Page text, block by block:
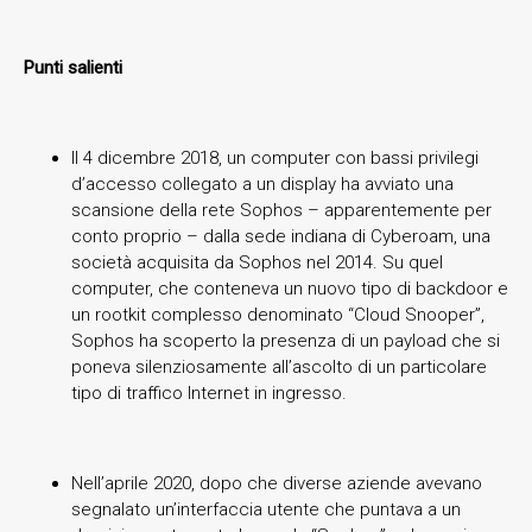
Punti salienti
Il 4 dicembre 2018, un computer con bassi privilegi
d’accesso collegato a un display ha avviato una
scansione della rete Sophos – apparentemente per
conto proprio – dalla sede indiana di Cyberoam, una
società acquisita da Sophos nel 2014. Su quel
computer, che conteneva un nuovo tipo di backdoor e
un rootkit complesso denominato “Cloud Snooper”,
Sophos ha scoperto la presenza di un payload che si
poneva silenziosamente all’ascolto di un particolare
tipo di traffico Internet in ingresso.
Nell’aprile 2020, dopo che diverse aziende avevano
segnalato un’interfaccia utente che puntava a un